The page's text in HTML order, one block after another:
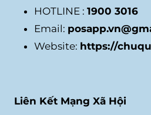
HOTLINE : 1900 3016
Email:
Website: https://
Liên Kết Mạng Xã Hội